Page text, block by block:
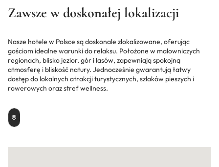
Zawsze w doskonałej lokalizacji
Nasze hotele w Polsce są doskonale zlokalizowane, oferując
gościom idealne warunki do relaksu. Położone w malowniczych
regionach, blisko jezior, gór i lasów, zapewniają spokojną
atmosferę i bliskość natury. Jednocześnie gwarantują łatwy
dostęp do lokalnych atrakcji turystycznych, szlaków pieszych i
rowerowych oraz stref wellness.